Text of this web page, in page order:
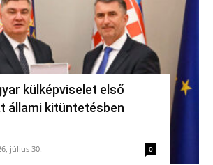
külképviselet első
állami kitüntetésben
július 30. 0